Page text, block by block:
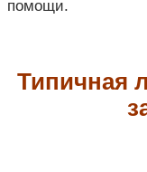
помощи.
Типичная